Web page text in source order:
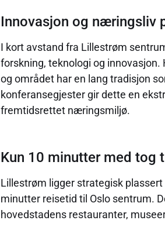
Innovasjon og næringsliv
I kort avstand fra Lillestrøm
forskning, teknologi og
og området har en lang tradisjon
konferansegjester gir dette en
fremtidsrettet næringsmiljø.
Kun 10 minutter med tog
Lillestrøm ligger strategisk plassert
minutter reisetid til Oslo sentrum.
hovedstadens restauranter,